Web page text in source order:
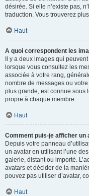
désirée. Si elle n’existe pas,
traduction. Vous trouverez
Haut
A quoi correspondent les
Il y a deux images qui
lorsque vous consultez les
associée à votre rang,
nombre de messages ou
plus grande, est connue sous
propre à chaque membre.
Haut
Comment puis-je afficher un
Depuis votre panneau
un avatar en utilisant l’une
galerie, distant ou importé.
avatars et décider de la
pouvez pas utiliser d’avatar,
Haut